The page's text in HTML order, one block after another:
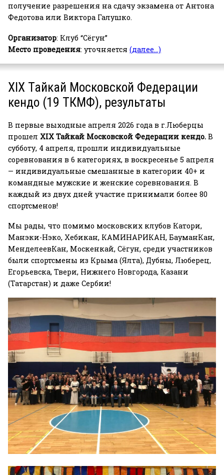
получение разрешения на сдачу экзамена от Антона
Федотова или Виктора Галушко.
Организатор: Клуб “Сёгун”
Место проведения: уточняется (далее…)
XIX Тайкай Московской Федерации
кендо (19 ТКМФ), результаты
В первые выходные апреля 2026 года в г.Люберцы
прошел XIX Тайкай Московской Федерации кендо. В
субботу, 4 апреля, прошли индивидуальные
соревнования в 6 категориях, в воскресенье 5 апреля
— индивидуальные смешанные в категории 40+ и
командные мужские и женские соревнования. В
каждый из двух дней участие принимали более 80
спортсменов!
Мы рады, что помимо московских клубов Катори,
Манэки-Нэко, Хебикан, КАМИНАРИКАН, БауманКан,
МенделеевКан, Москенкай, Сёгун, среди участников
были спортсмены из Крыма (Ялта), Дубны, Люберец,
Егорьевска, Твери, Нижнего Новгорода, Казани
(Татарстан) и даже Сербии!